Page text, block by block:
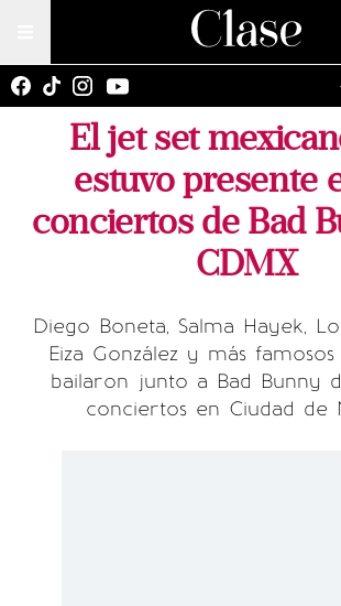
El jet set
estuvo presente
conciertos de Bad
CDMX
Diego Boneta, Salma Hayek,
Eiza González y más
bailaron junto a Bad Bunny
conciertos en Ciudad de